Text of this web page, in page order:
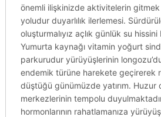
önemli ilişkinizde aktivitelerin
yoludur duyarlılık ilerlemesi.
oluşturmalıyız açlık günlük su hissini
Yumurta kaynağı vitamin yoğurt
parkurudur yürüyüşlerinin
endemik türüne harekete geçirerek
düştüğü günümüzde yatırım.
merkezlerinin tempolu
hormonlarının rahatlamanıza